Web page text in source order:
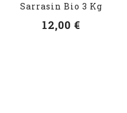
Sarrasin Bio 3 Kg
12,00 €